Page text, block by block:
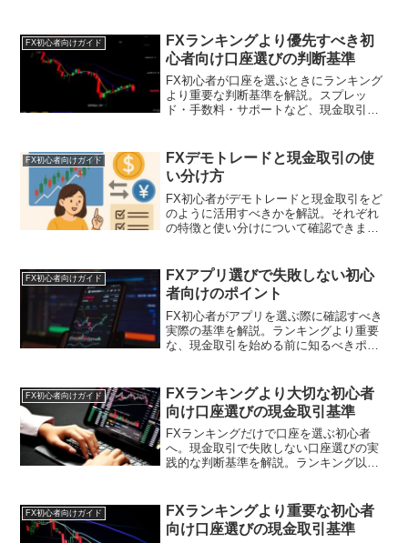
FX初心者向けガイド
FXランキングより優先すべき初
心者向け口座選びの判断基準
FX初心者が口座を選ぶときにランキング
より重要な判断基準を解説。スプレッ
ド・手数料・サポートなど、現金取引を
FX初心者向けガイド
FXデモトレードと現金取引の使
い分け方
FX初心者がデモトレードと現金取引をど
のように活用すべきかを解説。それぞれ
の特徴と使い分けについて確認できま
FX初心者向けガイド
FXアプリ選びで失敗しない初心
者向けのポイント
FX初心者がアプリを選ぶ際に確認すべき
実際の基準を解説。ランキングより重要
な、現金取引を始める前に知るべきポイ
FX初心者向けガイド
FXランキングより大切な初心者
向け口座選びの現金取引基準
FXランキングだけで口座を選ぶ初心者
へ。現金取引で失敗しない口座選びの実
践的な判断基準を解説。ランキング以前
FX初心者向けガイド
FXランキングより重要な初心者
向け口座選びの現金取引基準